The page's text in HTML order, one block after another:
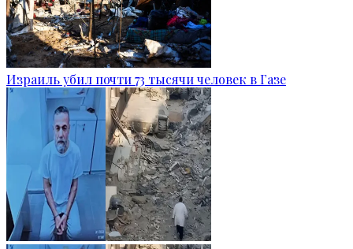
Израиль убил почти 73 тысячи человек в Газе